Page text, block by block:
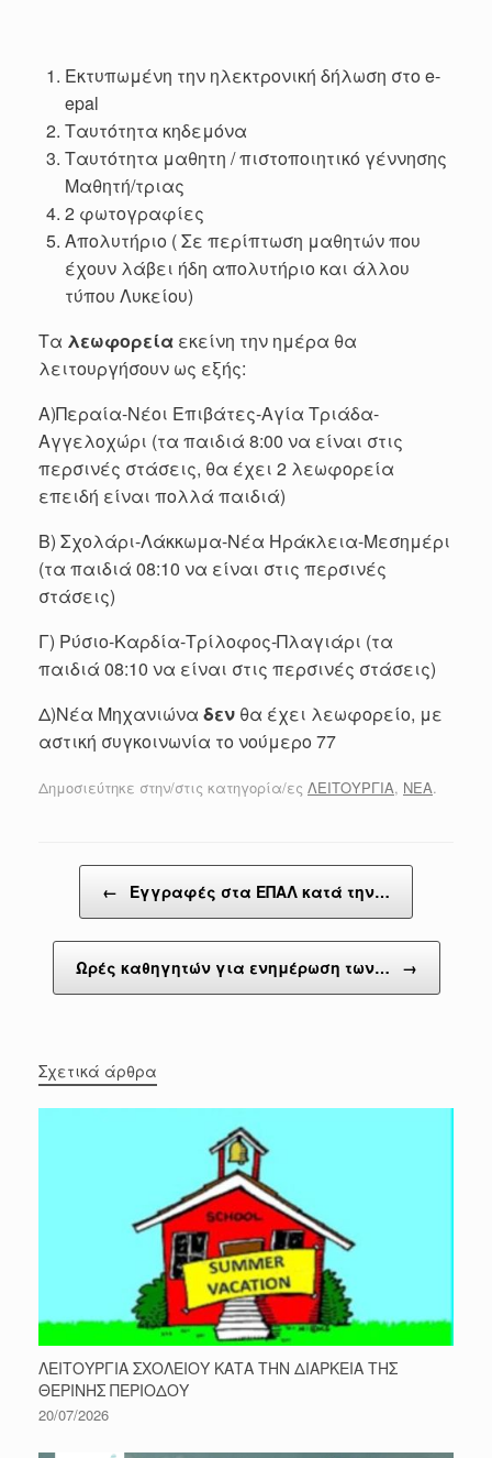
Εκτυπωμένη την ηλεκτρονική δήλωση στο e-
epal
Ταυτότητα κηδεμόνα
Ταυτότητα μαθητη / πιστοποιητικό γέννησης
Μαθητή/τριας
2 φωτογραφίες
Απολυτήριο ( Σε περίπτωση μαθητών που
έχουν λάβει ήδη απολυτήριο και άλλου
τύπου Λυκείου)
Τα λεωφορεία εκείνη την ημέρα θα
λειτουργήσουν ως εξής:
Α)Περαία-Νέοι Επιβάτες-Αγία Τριάδα-
Αγγελοχώρι (τα παιδιά 8:00 να είναι στις
περσινές στάσεις, θα έχει 2 λεωφορεία
επειδή είναι πολλά παιδιά)
Β) Σχολάρι-Λάκκωμα-Νέα Ηράκλεια-Μεσημέρι
(τα παιδιά 08:10 να είναι στις περσινές
στάσεις)
Γ) Ρύσιο-Καρδία-Τρίλοφος-Πλαγιάρι (τα
παιδιά 08:10 να είναι στις περσινές στάσεις)
Δ)Νέα Μηχανιώνα δεν θα έχει λεωφορείο, με
αστική συγκοινωνία το νούμερο 77
Δημοσιεύτηκε στην/στις κατηγορία/ες ΛΕΙΤΟΥΡΓΙΑ, ΝΕΑ.
Post navigation
← Εγγραφές στα ΕΠΑΛ κατά την…
Ωρές καθηγητών για ενημέρωση των… →
Σχετικά άρθρα
ΛΕΙΤΟΥΡΓΙΑ ΣΧΟΛΕΙΟΥ ΚΑΤΑ ΤΗΝ ΔΙΑΡΚΕΙΑ ΤΗΣ
ΘΕΡΙΝΗΣ ΠΕΡΙΟΔΟΥ
20/07/2026